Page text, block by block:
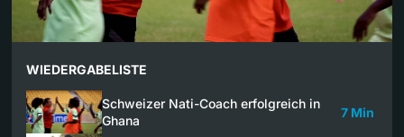
WIEDERGABELISTE
Schweizer Nati-Coach erfolgreich in
Ghana
7 Min